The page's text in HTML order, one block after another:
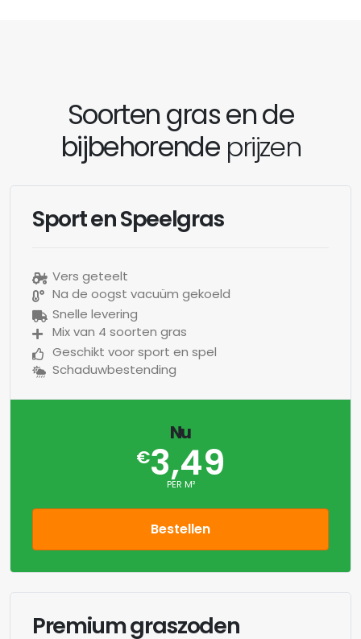
Soorten gras en de
bijbehorendeprijzen
Sport en Speelgras
Vers geteelt
Na de oogst vacuüm gekoeld
Snelle levering
Mix van 4 soorten gras
Geschikt voor sport en spel
Schaduwbestending
Nu
€3,49
PER M²
Bestellen
Premium graszoden